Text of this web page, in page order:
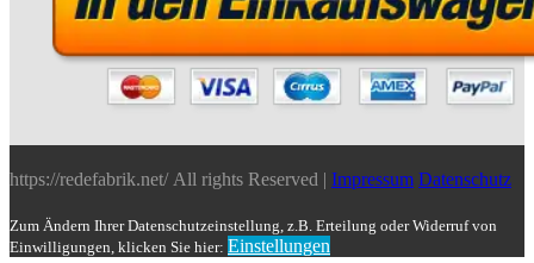
https://redefabrik.net/ All rights Reserved | Impressum Datenschutz
Zum Ändern Ihrer Datenschutzeinstellung, z.B. Erteilung oder Widerruf von
Einwilligungen, klicken Sie hier: Einstellungen